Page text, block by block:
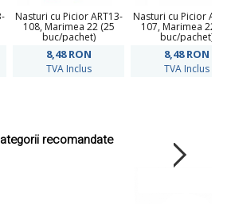
Nasturi cu Picior ART13-
108, Marimea 22 (25
buc/pachet)
8,48RON
TVA Inclus
Nasturi cu Picior
107, Marimea 22
buc/pachet)
8,48RON
TVA Inclus
recomandate